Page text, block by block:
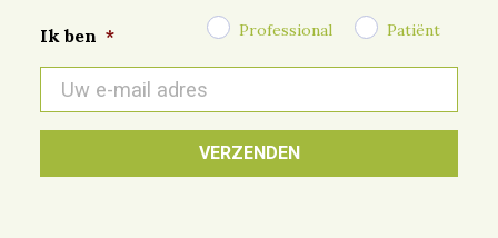
Ik ben * Professional Patiënt
mail
*